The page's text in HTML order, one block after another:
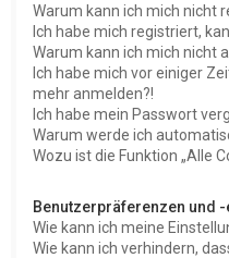
Warum kann ich mich nicht
Ich habe mich registriert,
Warum kann ich mich nicht
Ich habe mich vor einiger
mehr anmelden?!
Ich habe mein Passwort
Warum werde ich
Wozu ist die Funktion „Alle
Benutzerpräferenzen und
Wie kann ich meine
Wie kann ich verhindern,